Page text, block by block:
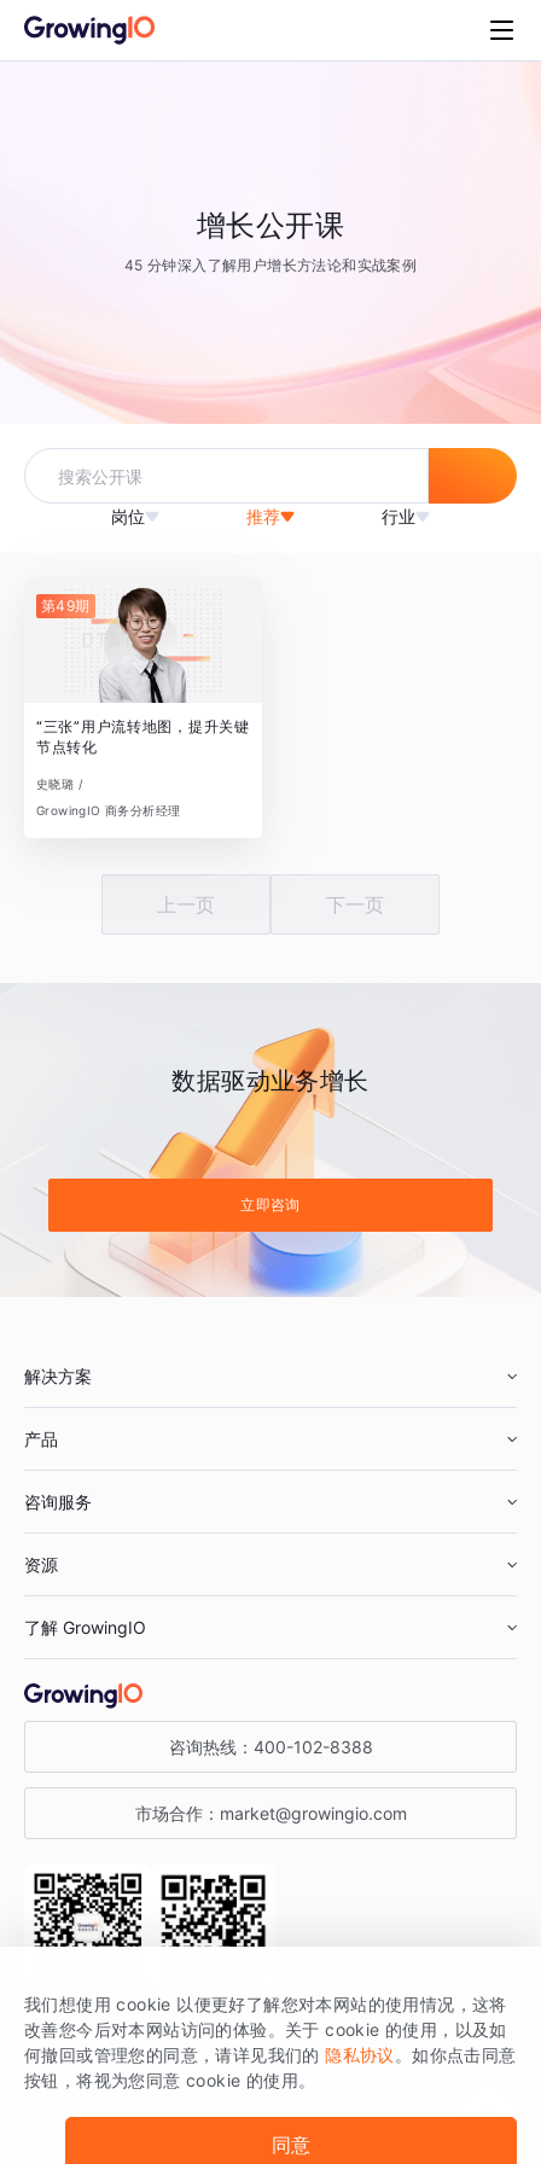
增长公开课
45 分钟深入了解用户增长方法论和实战案例
岗位 推荐 行业
第49期
“三张”用户流转地图，提升关键
节点转化
史晓璐 /
GrowingIO 商务分析经理
上一页 下一页
数据驱动业务增长
立即咨询
解决方案
鞋服行业
汽车行业
金融行业
产品
智能运营
获客分析
咨询服务
资源
增长公开课
增长博客
开发者文档
SDK 文档
场景指南
了解 GrowingIO
关于 GrowingIO
增长大会
行业活动
咨询热线： 400-102-8388
市场合作： market@growingio.com
关注公众号 获取更多干货
GrowingIO 是专注于数据智能分析与增长的品牌，核心平台为 GrowingIO
分析云。
版权所有 © 北京易数科技有限公司
我们想使用 cookie 以便更好了解您对本网站的使用情况，这将
改善您今后对本网站访问的体验。关于 cookie 的使用，以及如
何撤回或管理您的同意，请详见我们的 隐私协议 。如你点击同意
按钮，将视为您同意 cookie 的使用。
同意